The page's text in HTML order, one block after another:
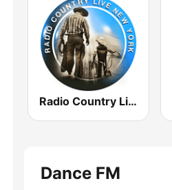
Radio Country Live
Dance FM